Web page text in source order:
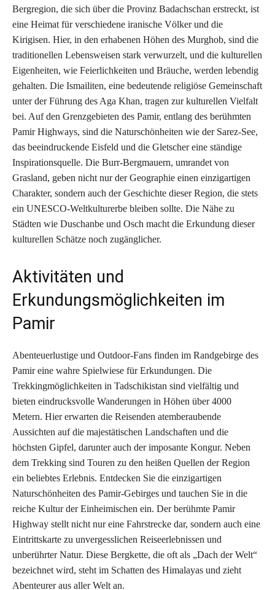
Bergregion, die sich über die Provinz Badachschan erstreckt, ist
eine Heimat für verschiedene iranische Völker und die
Kirigisen. Hier, in den erhabenen Höhen des Murghob, sind die
traditionellen Lebensweisen stark verwurzelt, und die kulturellen
Eigenheiten, wie Feierlichkeiten und Bräuche, werden lebendig
gehalten. Die Ismailiten, eine bedeutende religiöse Gemeinschaft
unter der Führung des Aga Khan, tragen zur kulturellen Vielfalt
bei. Auf den Grenzgebieten des Pamir, entlang des berühmten
Pamir Highways, sind die Naturschönheiten wie der Sarez-See,
das beeindruckende Eisfeld und die Gletscher eine ständige
Inspirationsquelle. Die Burr-Bergmauern, umrandet von
Grasland, geben nicht nur der Geographie einen einzigartigen
Charakter, sondern auch der Geschichte dieser Region, die stets
ein UNESCO-Weltkulturerbe bleiben sollte. Die Nähe zu
Städten wie Duschanbe und Osch macht die Erkundung dieser
kulturellen Schätze noch zugänglicher.
Aktivitäten und
Erkundungsmöglichkeiten im
Pamir
Abenteuerlustige und Outdoor-Fans finden im Randgebirge des
Pamir eine wahre Spielwiese für Erkundungen. Die
Trekkingmöglichkeiten in Tadschikistan sind vielfältig und
bieten eindrucksvolle Wanderungen in Höhen über 4000
Metern. Hier erwarten die Reisenden atemberaubende
Aussichten auf die majestätischen Landschaften und die
höchsten Gipfel, darunter auch der imposante Kongur. Neben
dem Trekking sind Touren zu den heißen Quellen der Region
ein beliebtes Erlebnis. Entdecken Sie die einzigartigen
Naturschönheiten des Pamir-Gebirges und tauchen Sie in die
reiche Kultur der Einheimischen ein. Der berühmte Pamir
Highway stellt nicht nur eine Fahrstrecke dar, sondern auch eine
Eintrittskarte zu unvergesslichen Reiseerlebnissen und
unberührter Natur. Diese Bergkette, die oft als „Dach der Welt“
bezeichnet wird, steht im Schatten des Himalayas und zieht
Abenteurer aus aller Welt an.